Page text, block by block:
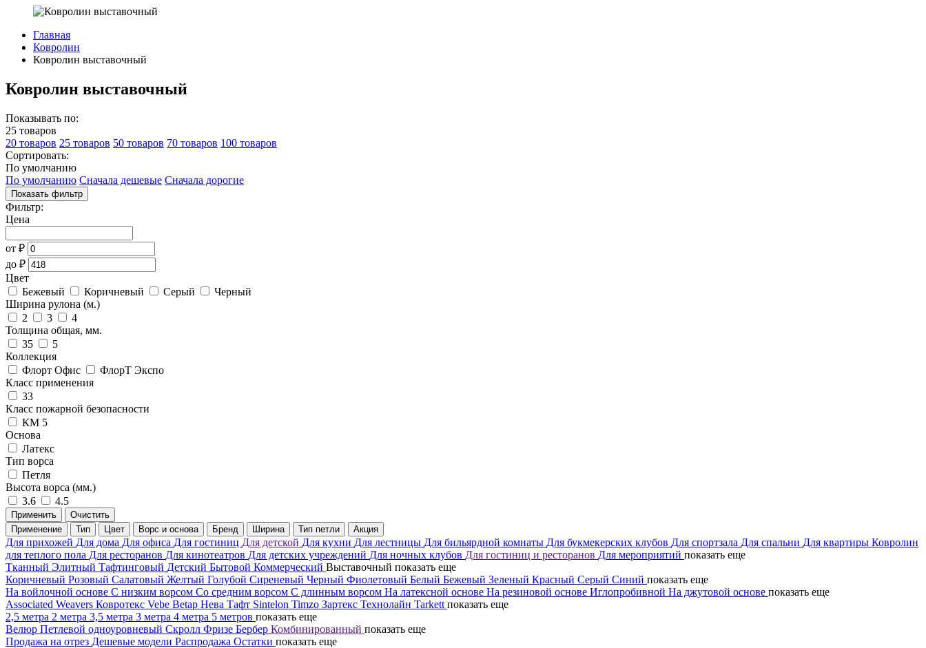
Главная
Ковролин
Ковролин выставочный
Ковролин выставочный
Показывать по:
25 товаров
20 товаров 25 товаров 50 товаров 70 товаров 100 товаров
Сортировать:
По умолчанию
По умолчанию Сначала дешевые Сначала дорогие
Показать фильтр
Фильтр:
Цена
от ₽
до ₽
Цвет
Бежевый
Коричневый Серый
Черный
Ширина рулона (м.)
2
3
4
Толщина общая, мм.
35
5
Коллекция
Флорт Офис
ФлорТ Экспо
Класс применения
33
Класс пожарной безопасности
КМ 5
Основа
Латекс
Тип ворса
Петля
Высота ворса (мм.)
3.6
4.5
Применить
Очистить
Применение
Тип Цвет Ворс и основа Бренд Ширина Тип петли Акция
Для прихожей Для дома Для офиса Для гостиниц Для детской Для кухни Для лестницы Для бильярдной комнаты Для букмекерских клубов Для спортзала Для спальни Для квартиры Ковролин
для теплого пола Для ресторанов Для кинотеатров Для детских учреждений Для ночных клубов Для гостиниц и ресторанов Для мероприятий показать еще
Тканный Элитный Тафтинговый Детский Бытовой Коммерческий Выставочный показать еще
Коричневый Розовый Салатовый Желтый Голубой Сиреневый Черный Фиолетовый Белый Бежевый Зеленый Красный Серый Синий показать еще
На войлочной основе С низким ворсом Со средним ворсом С длинным ворсом На латексной основе На резиновой основе Иглопробивной На джутовой основе показать еще
Associated Weavers Ковротекс Vebe Betap Нева Тафт Sintelon Timzo Зартекс Технолайн Tarkett показать еще
2,5 метра 2 метра 3,5 метра 3 метра 4 метра 5 метров показать еще
Велюр Петлевой одноуровневый Скролл Фризе Бербер Комбинированный показать еще
Продажа на отрез Дешевые модели Распродажа Остатки показать еще